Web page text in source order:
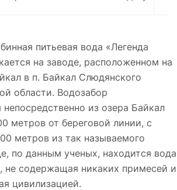
питьевая вода «Легенда
на заводе, расположенном на
в п. Байкал Слюдянского
области. Водозабор
из озера Байкал
метров от береговой линии, с
метров из так называемого
по данным ученых, находится вода
не содержащая никаких примесей и
цивилизацией.